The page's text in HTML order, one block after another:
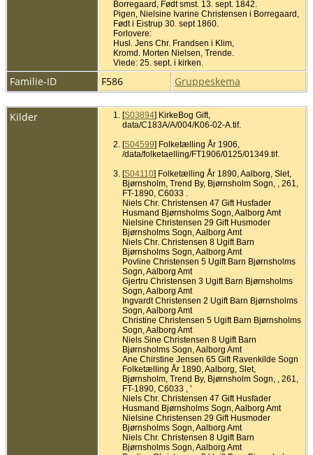
Borregaard, Født smst. 13. sept. 1842.
Pigen, Nielsine Ivarine Christensen i Borregaard,
Født i Eistrup 30. sept 1860.
Forlovere:
Husl. Jens Chr. Frandsen i Klim,
Kromd. Morten Nielsen, Trende.
Viede: 25. sept. i kirken.
Familie-ID F586 Gruppeskema
Kilder [S03894] KirkeBog Gift,
data/C183A/A/004/K06-02-A.tif.
[S04599] Folketælling År 1906,
/data/folketaelling/FT1906/0125/01349.tif.
[S04110] Folketælling År 1890, Aalborg, Slet,
Bjørnsholm, Trend By, Bjørnsholm Sogn, , 261,
FT-1890, C6033 .
Niels Chr. Christensen 47 Gift Husfader
Husmand Bjørnsholms Sogn, Aalborg Amt
Nielsine Christensen 29 Gift Husmoder
Bjørnsholms Sogn, Aalborg Amt
Niels Chr. Christensen 8 Ugift Barn
Bjørnsholms Sogn, Aalborg Amt
Povline Christensen 5 Ugift Barn Bjørnsholms
Sogn, Aalborg Amt
Gjertru Christensen 3 Ugift Barn Bjørnsholms
Sogn, Aalborg Amt
Ingvardt Christensen 2 Ugift Barn Bjørnsholms
Sogn, Aalborg Amt
Christine Christensen 5 Ugift Barn Bjørnsholms
Sogn, Aalborg Amt
Niels Sine Christensen 8 Ugift Barn
Bjørnsholms Sogn, Aalborg Amt
Ane Chirstine Jensen 65 Gift Ravenkilde Sogn
Folketælling År 1890, Aalborg, Slet,
Bjørnsholm, Trend By, Bjørnsholm Sogn, , 261,
FT-1890, C6033 , '
Niels Chr. Christensen 47 Gift Husfader
Husmand Bjørnsholms Sogn, Aalborg Amt
Nielsine Christensen 29 Gift Husmoder
Bjørnsholms Sogn, Aalborg Amt
Niels Chr. Christensen 8 Ugift Barn
Bjørnsholms Sogn, Aalborg Amt